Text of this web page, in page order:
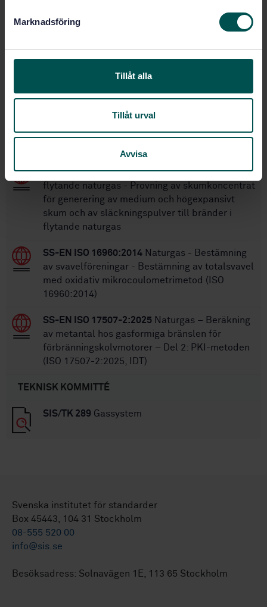
Marknadsföring
Tillåt alla
Tillåt urval
Avvisa
Utgåva:1
Antal sidor:28
SS-EN 1160
Inom samma område
SS-EN 12065Installationer och utrustning för
flytande naturgas - Provning av skumkoncentrat
för generering av medium och högexpansivt
skum och av släckningspulver till bränder i
flytande naturgas
SS-EN ISO 16960:2014 Naturgas - Bestämning
av svavelföreningar - Bestämning av totalsvavel
med oxidativ mikrocoulometrimetod (ISO
16960:2014)
SS-EN ISO 17507-2:2025 Naturgas – Beräkning
av metantal hos gasformiga bränslen för
förbränningskolvmotorer – Del 2: PKI-metoden
(ISO 17507-2:2025, IDT)
TEKNISK KOMMITTÉ
SIS/TK 289 Gassystem
Svenska institutet för standarder
Box 45443, 104 31 Stockholm
08-555 520 00
info@sis.se
Besöksadress: Solnavägen 1E, 113 65 Stockholm